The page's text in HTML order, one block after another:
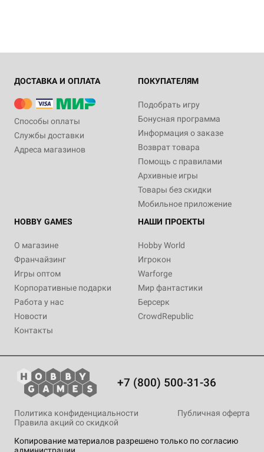
ДОСТАВКА И ОПЛАТА
Способы оплаты
Службы доставки
Адреса магазинов
ПОКУПАТЕЛЯМ
Подобрать игру
Бонусная программа
Информация о заказе
Возврат товара
Помощь с правилами
Архивные игры
Товары без скидки
Мобильное приложение
HOBBY GAMES
О магазине
Франчайзинг
Игры оптом
Корпоративные подарки
Работа у нас
Новости
Контакты
НАШИ ПРОЕКТЫ
Hobby World
Игрокон
Warforge
Мир фантастики
Берсерк
CrowdRepublic
+7 (800) 500-31-36
Копирование материалов разрешено только по согласию
Политика конфиденциальности
Публичная оферта
Правила акций со скидкой